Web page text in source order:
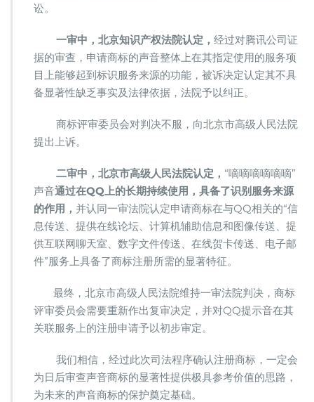
讼。
一审中，北京知识产权法院认定， 经过对腾讯公司证
据的审查，申请商标的声音整体上在其指定使用的服务项
目上能够起到标识服务来源的功能，被诉决定认定其不具
备显著性缺乏事实及法律依据，法院予以纠正。
商标评审委员会对判决不服，向北京市高级人民法院
提出上诉。
二审中，北京市高级人民法院认定， “嘀嘀嘀嘀嘀嘀”
声音通过在QQ上的长期持续使用，具备了识别服务来源
的作用， 并认同一审法院认定申请商标在与QQ相关的“信
息传送、提供在线论坛、计算机辅助信息和图像传送、提
供互联网聊天室、数字文件传送、在线贺卡传送、电子邮
件”服务上具备了商标注册所需的显著特征。
最终，北京市高级人民法院维持一审法院判决，商标
评审委员会需要重新作出复审决定，并对QQ提示音在其
关联服务上的注册申请予以初步审定。
我们相信，经过此次司法程序确认注册商标，一定会
为日后审查声音商标的显著性提供极具参考价值的思路，
为未来的声音商标的保护奠定基础。